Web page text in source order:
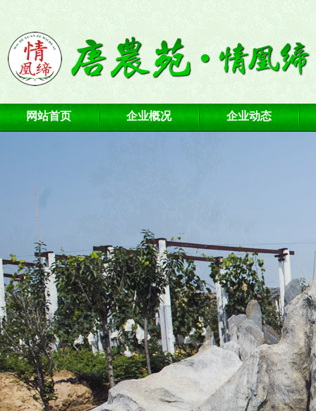
网站首页 企业概况 企业动态